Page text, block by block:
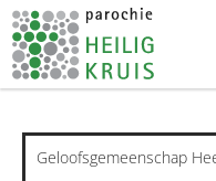
Geloofsgemeenschap